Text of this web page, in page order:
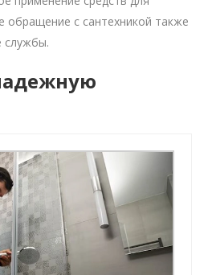
обращение с сантехникой также
службы.